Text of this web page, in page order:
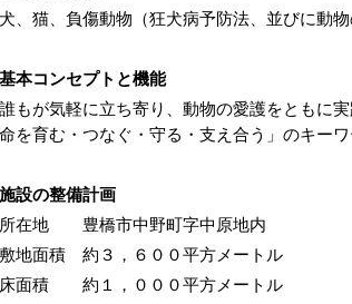
猫、負傷動物（狂犬病予防法、並びに動物
本コンセプトと機能
もが気軽に立ち寄り、動物の愛護をともに
を育む・つなぐ・守る・支え合う」のキー
設の整備計画
地 豊橋市中野町字中原地内
面積 約３，６００平方メートル
積 約１，０００平方メートル